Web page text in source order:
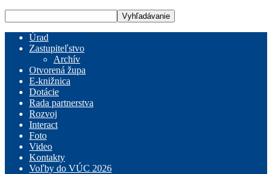
Úrad
Zastupiteľstvo
Archív
Otvorená župa
E-knižnica
Dotácie
Rada partnerstva
Rozvoj
Interact
Foto
Video
Kontakty
Voľby do VÚC 2026